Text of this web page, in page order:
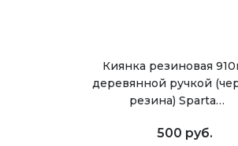
Киянка резиновая
деревянной ручкой
резина) Sparta…
500 руб.